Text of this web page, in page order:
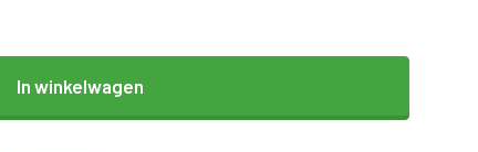
In winkelwagen